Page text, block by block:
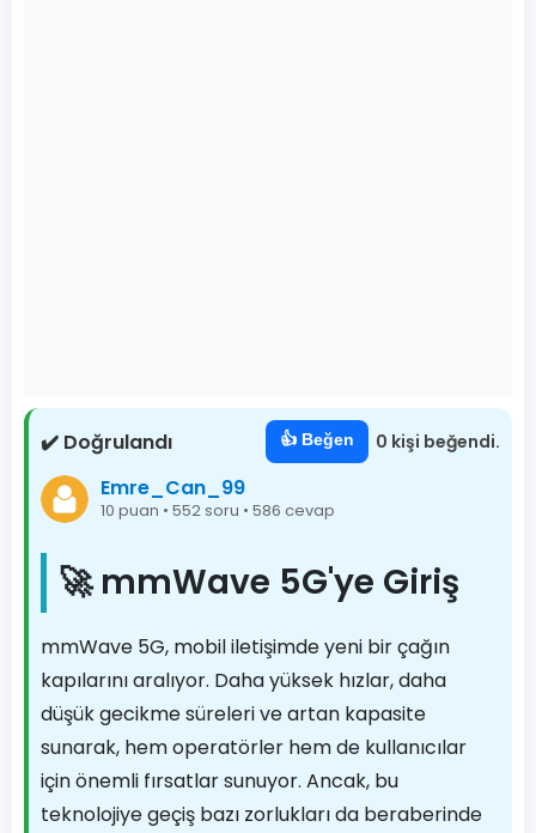
✔️ Doğrulandı 👍 Beğen 0 kişi beğendi.
Emre_Can_99
10 puan • 552 soru • 586 cevap
🚀 mmWave 5G'ye Giriş
mmWave 5G, mobil iletişimde yeni bir çağın
kapılarını aralıyor. Daha yüksek hızlar, daha
düşük gecikme süreleri ve artan kapasite
sunarak, hem operatörler hem de kullanıcılar
için önemli fırsatlar sunuyor. Ancak, bu
teknolojiye geçiş bazı zorlukları da beraberinde